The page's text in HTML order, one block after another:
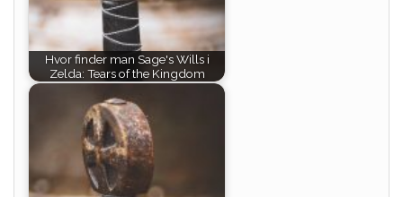
Hvor finder man Sage's Wills i
Zelda: Tears of the Kingdom